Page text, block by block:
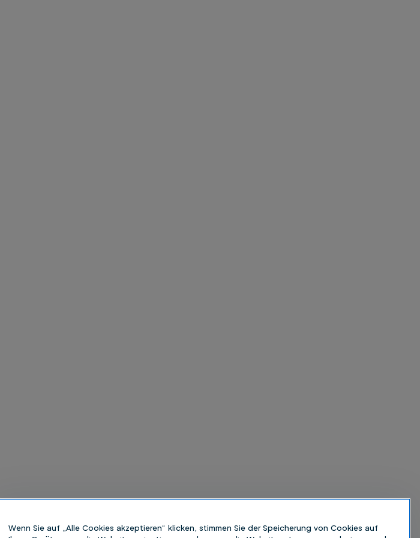
Wenn Sie auf „Alle Cookies akzeptieren“ klicken, stimmen Sie der Speicherung von Cookies auf